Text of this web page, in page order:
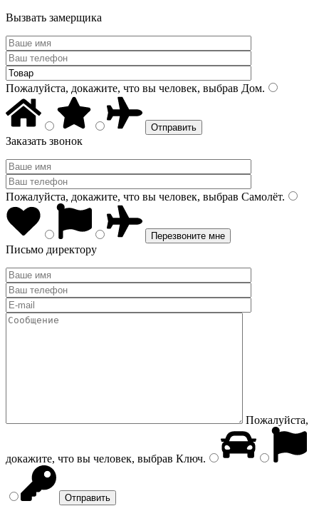
Вызвать замерщика
Пожалуйста, докажите, что вы человек, выбрав Дом.
Заказать звонок
Пожалуйста, докажите, что вы человек, выбрав Самолёт.
Письмо директору
Пожалуйста,
докажите, что вы человек, выбрав Ключ.